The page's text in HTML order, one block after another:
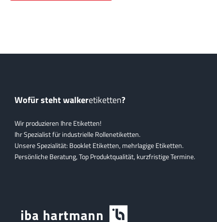
Wofür steht walkeretiketten?
Wir produzieren Ihre Etiketten!
Ihr Spezialist für industrielle Rollenetiketten.
Unsere Spezialität: Booklet Etiketten, mehrlagige Etiketten.
Persönliche Beratung, Top Produktqualität, kurzfristige Termine.